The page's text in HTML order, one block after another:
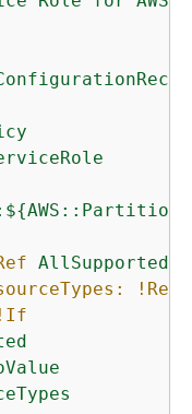
{
AllSupported
!Ref
!If